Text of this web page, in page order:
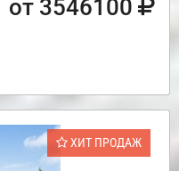
от 3546100
ХИТ ПРОДАЖ